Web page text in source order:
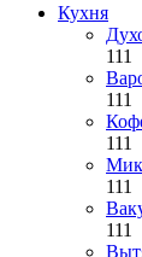
Кухня
111
111
111
111
111